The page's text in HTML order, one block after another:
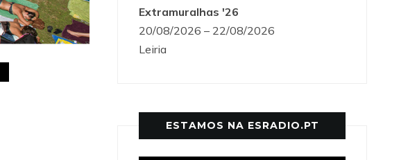
Extramuralhas '26
20/08/2026 – 22/08/2026
Leiria
ESTAMOS NA ESRADIO.PT